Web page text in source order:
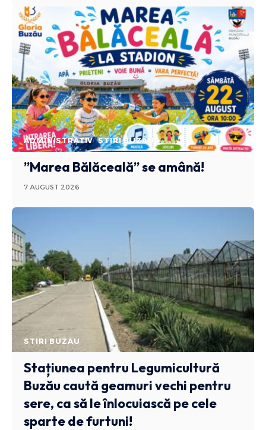
ADMINISTRATIV STIRI BUZAU
”Marea Bălăceală” se amână!
7 AUGUST 2026
STIRI BUZAU
Stațiunea pentru Legumicultură
Buzău caută geamuri vechi pentru
sere, ca să le înlocuiască pe cele
sparte de furtuni!